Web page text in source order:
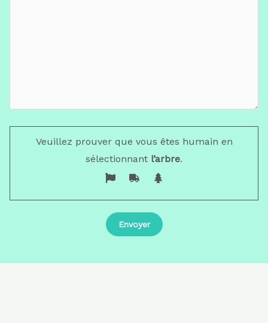
Veuillez prouver que vous êtes humain en
sélectionnant l’arbre.